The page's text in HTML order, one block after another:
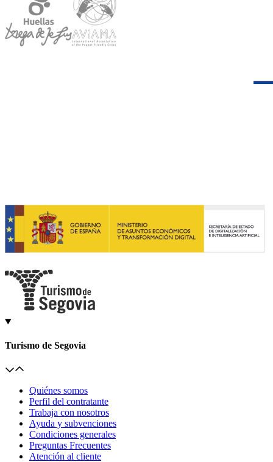
Turismo de Segovia
Quiénes somos
Perfil del contratante
Trabaja con nosotros
Ayuda y subvenciones
Condiciones generales
Preguntas Frecuentes
Atención al cliente